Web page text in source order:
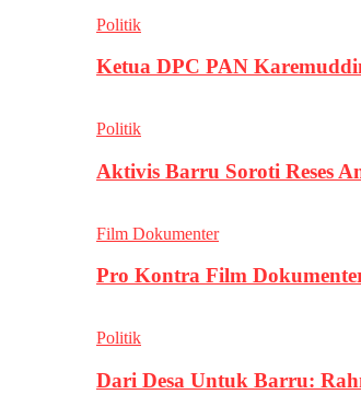
Politik
Ketua DPC PAN
Politik
Aktivis Barru Soroti Reses
Film Dokumenter
Pro Kontra Film
Politik
Dari Desa Untuk Barru: